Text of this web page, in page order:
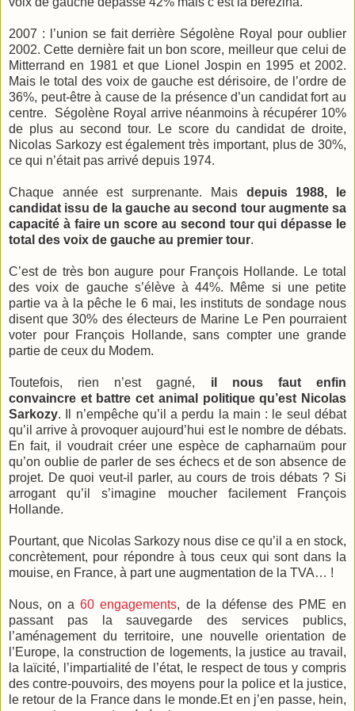
2007 : l’union se fait derrière Ségolène Royal pour oublier
2002. Cette dernière fait un bon score, meilleur que celui de
Mitterrand en 1981 et que Lionel Jospin en 1995 et 2002.
Mais le total des voix de gauche est dérisoire, de l’ordre de
36%, peut-être à cause de la présence d’un candidat fort au
centre. Ségolène Royal arrive néanmoins à récupérer 10%
de plus au second tour. Le score du candidat de droite,
Nicolas Sarkozy est également très important, plus de 30%,
ce qui n’était pas arrivé depuis 1974.
Chaque année est surprenante. Mais depuis 1988, le
candidat issu de la gauche au second tour augmente sa
capacité à faire un score au second tour qui dépasse le
total des voix de gauche au premier tour.
C’est de très bon augure pour François Hollande. Le total
des voix de gauche s’élève à 44%. Même si une petite
partie va à la pêche le 6 mai, les instituts de sondage nous
disent que 30% des électeurs de Marine Le Pen pourraient
voter pour François Hollande, sans compter une grande
partie de ceux du Modem.
Toutefois, rien n’est gagné, il nous faut enfin
convaincre et battre cet animal politique qu’est Nicolas
Sarkozy. Il n’empêche qu’il a perdu la main : le seul débat
qu’il arrive à provoquer aujourd’hui est le nombre de débats.
En fait, il voudrait créer une espèce de capharnaüm pour
qu’on oublie de parler de ses échecs et de son absence de
projet. De quoi veut-il parler, au cours de trois débats ? Si
arrogant qu’il s’imagine moucher facilement François
Hollande.
Pourtant, que Nicolas Sarkozy nous dise ce qu’il a en stock,
concrètement, pour répondre à tous ceux qui sont dans la
mouise, en France, à part une augmentation de la TVA… !
Nous, on a60 engagements, de la défense des PME en
passant pas la sauvegarde des services publics,
l’aménagement du territoire, une nouvelle orientation de
l’Europe, la construction de logements, la justice au travail,
la laïcité, l’impartialité de l’état, le respect de tous y compris
des contre-pouvoirs, des moyens pour la police et la justice,
le retour de la France dans le monde.Et en j’en passe, hein,